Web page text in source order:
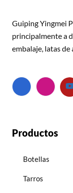
Guiping Yingmei
principalmente a
embalaje, latas de
Productos
Botellas
Tarros